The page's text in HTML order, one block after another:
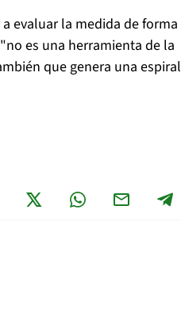
a evaluar la medida de forma
es una herramienta de la
que genera una espiral